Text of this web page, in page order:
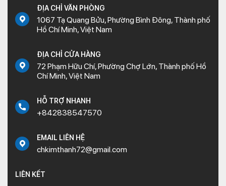
ĐỊA CHỈ VĂN PHÒNG
1067 Tạ Quang Bửu, Phường Bình Đông, Thành phố
Hồ Chí Minh, Việt Nam
ĐỊA CHỈ CỬA HÀNG
72 Phạm Hữu Chí, Phường Chợ Lớn, Thành phố Hồ
Chí Minh, Việt Nam
HỖ TRỢ NHANH
+842838547570
EMAIL LIÊN HỆ
chkimthanh72@gmail.com
LIÊN KẾT